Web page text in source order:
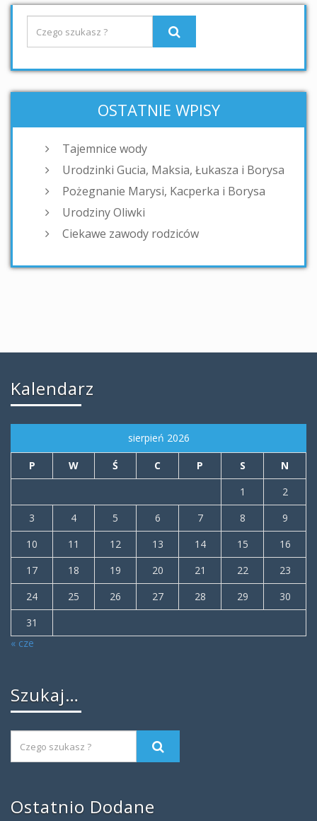
OSTATNIE WPISY
Tajemnice wody
Urodzinki Gucia, Maksia, Łukasza i Borysa
Pożegnanie Marysi, Kacperka i Borysa
Urodziny Oliwki
Ciekawe zawody rodziców
Kalendarz
sierpień 2026
P W Ś C P S
N
1
2
3
4 5 6 7 8
9
10
11 12 13 14 15
16
17
18 19 20 21 22
23
24
25 26 27 28 29
30
31
« cze
Szukaj…
Ostatnio Dodane